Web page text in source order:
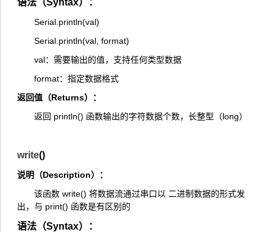
语法（Syntax）：
Serial.println(val)
Serial.println(val, format)
val：需要输出的值，支持任何类型数据
format：指定数据格式
返回值（Returns）：
返回 println() 函数输出的字符数据个数，长整型（long）
write()
说明（Description）：
该函数 write() 将数据流通过串口以 二进制数据的形式发
出，与 print() 函数是有区别的
语法（Syntax）：